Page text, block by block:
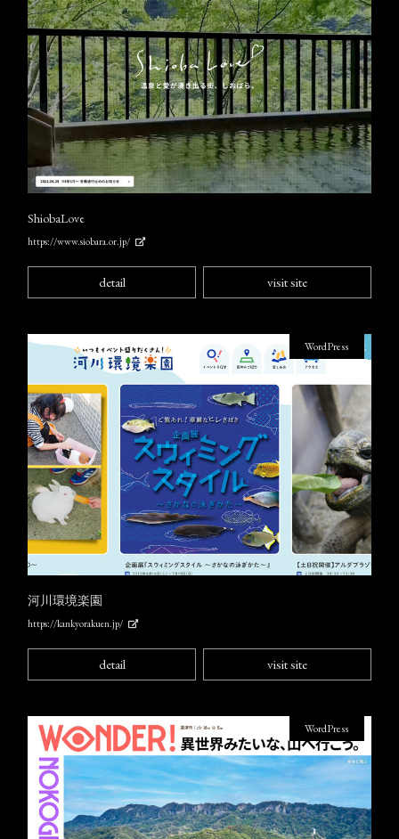
ShiobaLove
https://www.siobara.or.jp/
detail visit site
河川環境楽園
https://kankyorakuen.jp/
WordPress
detail visit site
WordPress